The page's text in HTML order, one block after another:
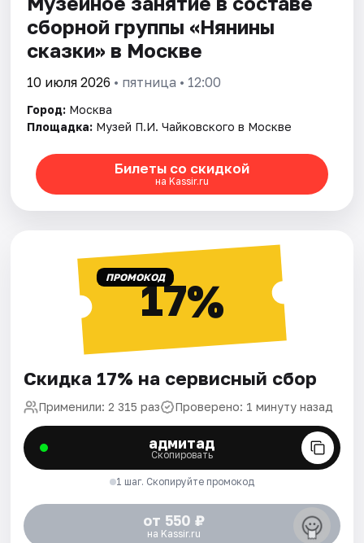
Площадки
Артисты
Рейтинги
сборной группы «Нянины
cкaзки» в Москве
10 июля 2026 • пятница • 12:00
Город: Москва
Площадка: Музей П.И. Чайковского в Москве
Билеты со скидкой
на Kassir.ru
ПРОМОКОД17%
Скидка 17% на сервисный сбор
Применили: 2 315 раз Проверено: 1 минуту назад
адмитад
Скопировать
1 шаг. Скопируйте промокод
от 550 ₽
на Kassir.ru